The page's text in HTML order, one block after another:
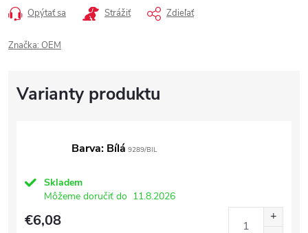
Opýtať sa Strážiť Zdieľať
Značka: OEM
Barva: Bílá 9289/BIL
Skladem
Môžeme doručiť do 11.8.2026
€6,08